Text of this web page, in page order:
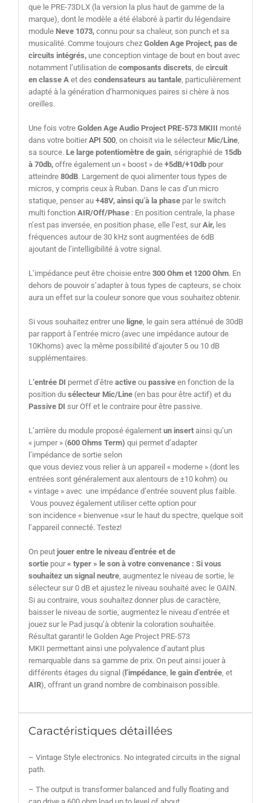
que le PRE-73DLX (la version la plus haut de gamme de la
marque), dont le modèle a été élaboré à partir du légendaire
moduleNeve 1073,connu pour sa chaleur, son punch et sa
musicalité. Comme toujours chez Golden Age Project, pas de
circuits intégrés,une conception vintage de bout en bout avec
notamment l’utilisation de composants discrets , de circuit
en classe A et des condensateurs au tantale, particulièrement
adapté à la génération d’harmoniques paires si chère à nos
oreilles.
Une fois votre Golden Age Audio Project PRE-573 MKIII monté
dans votre boitierAPI 500, on choisit via le sélecteurMic/Line,
sa source. Le large potentiomètre de gain, sérigraphié de 15db
à 70db,offre également un « boost » de +5dB/+10dbpour
atteindre80dB. Largement de quoi alimenter tous types de
micros, y compris ceux à Ruban. Dans le cas d’un micro
statique, penser au +48V, ainsi qu’à la phase par le switch
multi fonction AIR/Off/Phase: En position centrale, la phase
n’est pas inversée, en position phase, elle l’est, surAir, les
fréquences autour de 30 kHz sont augmentées de 6dB
ajoutant de l’intelligibilité à votre signal.
L’impédance peut être choisie entre 300 Ohm et 1200 Ohm. En
dehors de pouvoir s’adapter à tous types de capteurs, se choix
aura un effet sur la couleur sonore que vous souhaitez obtenir.
Si vous souhaitez entrer une ligne, le gain sera atténué de 30dB
par rapport à l’entrée micro (avec une impédance autour de
10Khoms) avec la même possibilité d’ajouter 5 ou 10 dB
supplémentaires.
L ‘entrée DI permet d’être activeoupassiveen fonction de la
position du sélecteur Mic/Line (en bas pour être actif) et du
Passive DI sur Off et le contraire pour être passive.
L’arrière du module proposé également un insert ainsi qu’un
« jumper » (600 Ohms Term) qui permet d’adapter
l’impédance de sortie selon
que vous deviez vous relier à un appareil « moderne » (dont les
entrées sont généralement aux alentours de ±10 kohm) ou
« vintage » avec une impédance d’entrée souvent plus faible.
Vous pouvez également utiliser cette option pour
son incidence « bienvenue »sur le haut du spectre, quelque soit
l’appareil connecté. Testez!
On peut jouer entre le niveau d’entrée et de
sortiepour« typer » le son à votre convenance : Si vous
souhaitez un signal neutre, augmentez le niveau de sortie, le
sélecteur sur 0 dB et ajustez le niveau souhaité avec le GAIN.
Si au contraire, vous souhaitez donner plus de caractère,
baisser le niveau de sortie, augmentez le niveau d’entrée et
jouez sur le Pad jusqu’à obtenir la coloration souhaitée.
Résultat garanti! le Golden Age Project PRE-573
MKII permettant ainsi une polyvalence d’autant plus
remarquable dans sa gamme de prix. On peut ainsi jouer à
différents étages du signal (l’impédance, le gain d’entrée, et
AIR), offrant un grand nombre de combinaison possible.
Caractéristiques détaillées
– Vintage Style electronics. No integrated circuits in the signal
path.
– The output is transformer balanced and fully floating and